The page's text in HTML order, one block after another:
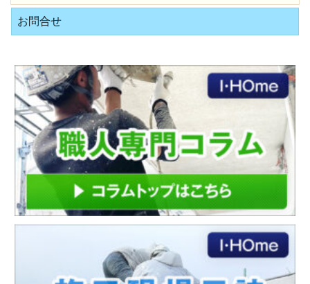
お問合せ